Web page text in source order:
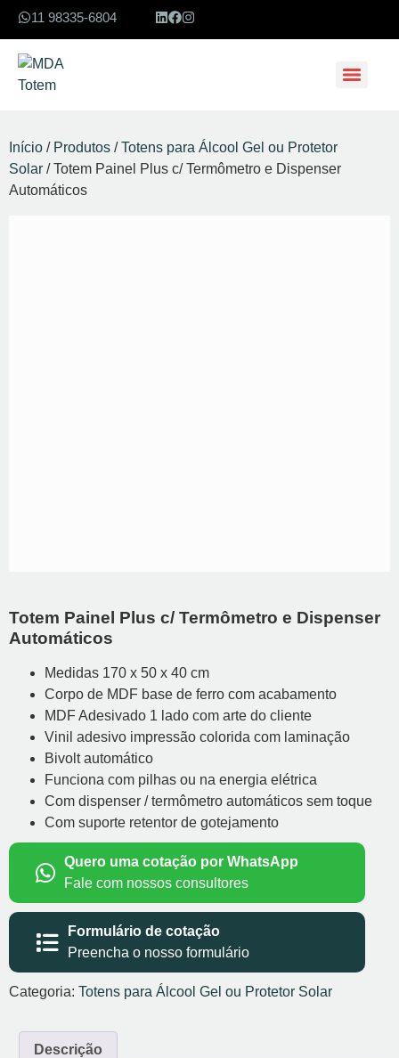
11 98335-6804
Início / Produtos /Totens para Álcool Gel ou Protetor
Solar / Totem Painel Plus c/ Termômetro e Dispenser
Automáticos
Totem Painel Plus c/ Termômetro e Dispenser
Automáticos
Medidas 170 x 50 x 40 cm
Corpo de MDF base de ferro com acabamento
MDF Adesivado 1 lado com arte do cliente
Vinil adesivo impressão colorida com laminação
Bivolt automático
Funciona com pilhas ou na energia elétrica
Com dispenser / termômetro automáticos sem toque
Com suporte retentor de gotejamento
Quero uma cotação por WhatsApp
Fale com nossos consultores
Formulário de cotação
Preencha o nosso formulário
Categoria: Totens para Álcool Gel ou Protetor Solar
Descrição